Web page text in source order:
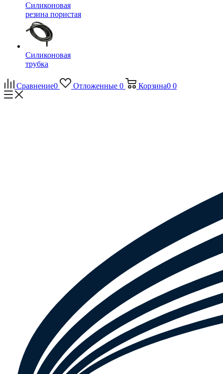
Силиконовая
резина пористая
Силиконовая
трубка
Сравнение0 Отложенные 0 Корзина0 0